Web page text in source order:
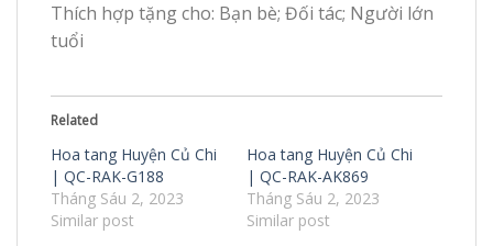
Thích hợp tặng cho: Bạn bè; Đối tác; Người lớn
tuổi
Related
Hoa tang Huyện Củ Chi
| QC-RAK-G188
Tháng Sáu 2, 2023
Similar post
Hoa tang Huyện Củ Chi
| QC-RAK-AK869
Tháng Sáu 2, 2023
Similar post